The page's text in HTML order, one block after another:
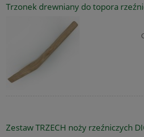
Trzonek drewniany do topora
Zestaw TRZECH noży rzeźniczych